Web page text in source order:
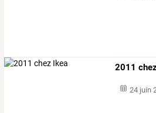
2011
24 juin